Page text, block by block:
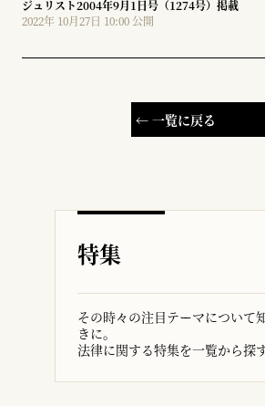
ジュリスト2004年9月1日号（1274号）掲載
2022年 10月27日 10:00 公開
← 一覧に戻る
特集
その時々の注目テーマについて
きに。
法律に関する特集を一覧から探す